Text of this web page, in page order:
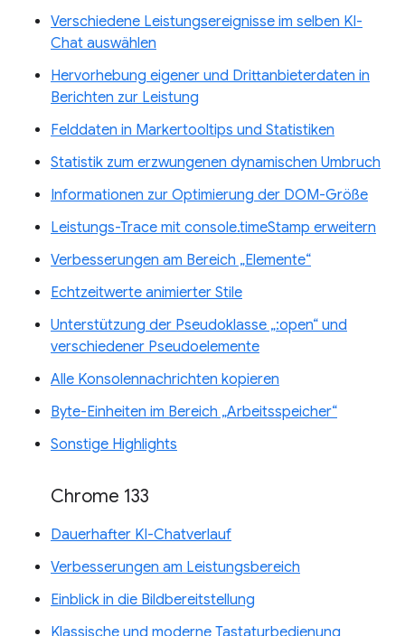
Verschiedene Leistungsereignisse im selben KI-
Chat auswählen
Hervorhebung eigener und Drittanbieterdaten in
Berichten zur Leistung
Felddaten in Markertooltips und Statistiken
Statistik zum erzwungenen dynamischen Umbruch
Informationen zur Optimierung der DOM-Größe
Leistungs-Trace mit console.timeStamp erweitern
Verbesserungen am Bereich „Elemente“
Echtzeitwerte animierter Stile
Unterstützung der Pseudoklasse „:open“ und
verschiedener Pseudoelemente
Alle Konsolennachrichten kopieren
Byte-Einheiten im Bereich „Arbeitsspeicher“
Sonstige Highlights
Chrome 133
Dauerhafter KI-Chatverlauf
Verbesserungen am Leistungsbereich
Einblick in die Bildbereitstellung